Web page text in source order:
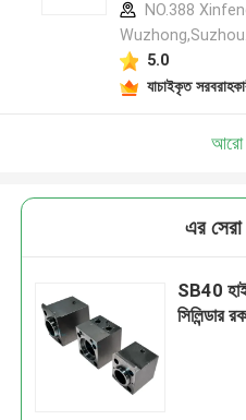
NO.388
5.0
যাচাইকৃত
আরো
এর
SB40
সিলিন্ডার